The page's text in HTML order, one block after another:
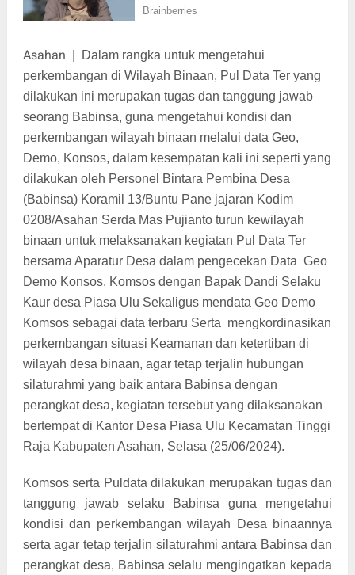
Asahan
Dalam rangka untuk mengetahui
perkembangan di Wilayah Binaan, Pul Data Ter yang
dilakukan ini merupakan tugas dan tanggung jawab
seorang Babinsa, guna mengetahui kondisi dan
perkembangan wilayah binaan melalui data Geo,
Demo, Konsos, dalam kesempatan kali ini seperti yang
dilakukan oleh Personel Bintara Pembina Desa
(Babinsa) Koramil 13/Buntu Pane jajaran Kodim
0208/Asahan Serda Mas Pujianto turun kewilayah
binaan untuk melaksanakan kegiatan Pul Data Ter
bersama Aparatur Desa dalam pengecekan Data Geo
Demo Konsos, Komsos dengan Bapak Dandi Selaku
Kaur desa Piasa Ulu Sekaligus mendata Geo Demo
Komsos sebagai data terbaru Serta mengkordinasikan
perkembangan situasi Keamanan dan ketertiban di
wilayah desa binaan, agar tetap terjalin hubungan
silaturahmi yang baik antara Babinsa dengan
perangkat desa, kegiatan tersebut yang dilaksanakan
bertempat di Kantor Desa Piasa Ulu Kecamatan Tinggi
Raja Kabupaten Asahan, Selasa (25/06/2024).
Komsos serta Puldata dilakukan merupakan tugas dan
tanggung jawab selaku Babinsa guna mengetahui
kondisi dan perkembangan wilayah Desa binaannya
serta agar tetap terjalin silaturahmi antara Babinsa dan
perangkat desa, Babinsa selalu mengingatkan kepada